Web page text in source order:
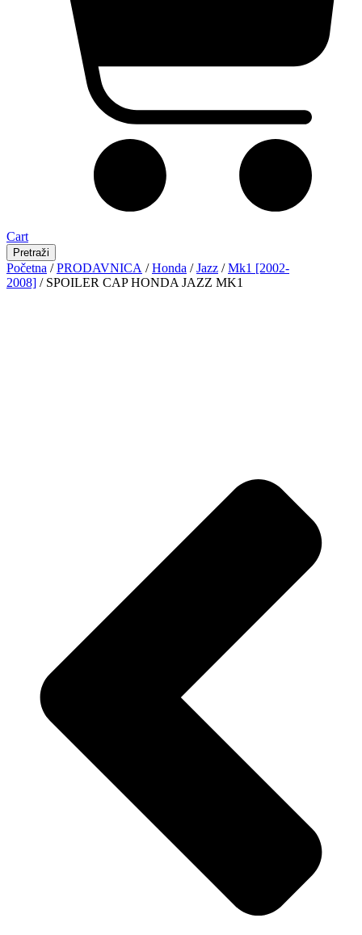
Cart
Pretraži
Početna /PRODAVNICA /Honda /Jazz /Mk1 [2002-
2008] / SPOILER CAP HONDA JAZZ MK1